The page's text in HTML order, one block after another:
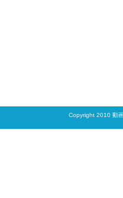
Copyright 2010 動